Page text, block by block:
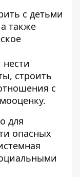
с детьми
также
строить
с
для
опасных